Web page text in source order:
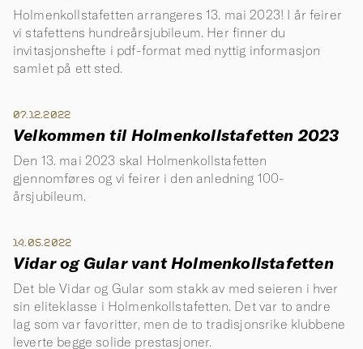
Holmenkollstafetten arrangeres 13. mai 2023! I år feirer
vi stafettens hundreårsjubileum. Her finner du
invitasjonshefte i pdf-format med nyttig informasjon
samlet på ett sted.
07.12.2022
Velkommen til Holmenkollstafetten 2023
Den 13. mai 2023 skal Holmenkollstafetten
gjennomføres og vi feirer i den anledning 100-
årsjubileum.
14.05.2022
Vidar og Gular vant Holmenkollstafetten
Det ble Vidar og Gular som stakk av med seieren i hver
sin eliteklasse i Holmenkollstafetten. Det var to andre
lag som var favoritter, men de to tradisjonsrike klubbene
leverte begge solide prestasjoner.